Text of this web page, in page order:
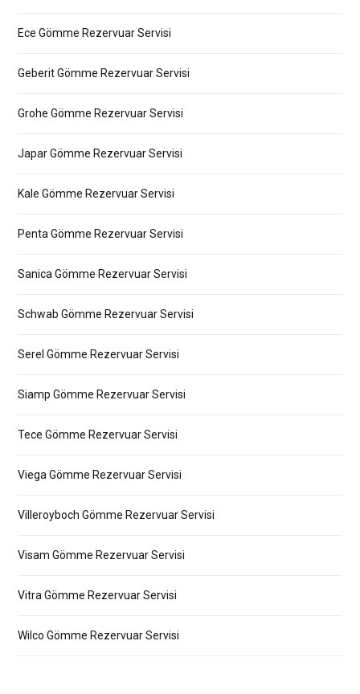
Ece Gömme Rezervuar Servisi
Geberit Gömme Rezervuar Servisi
Grohe Gömme Rezervuar Servisi
Japar Gömme Rezervuar Servisi
Kale Gömme Rezervuar Servisi
Penta Gömme Rezervuar Servisi
Sanica Gömme Rezervuar Servisi
Schwab Gömme Rezervuar Servisi
Serel Gömme Rezervuar Servisi
Siamp Gömme Rezervuar Servisi
Tece Gömme Rezervuar Servisi
Viega Gömme Rezervuar Servisi
Villeroyboch Gömme Rezervuar Servisi
Visam Gömme Rezervuar Servisi
Vitra Gömme Rezervuar Servisi
Wilco Gömme Rezervuar Servisi